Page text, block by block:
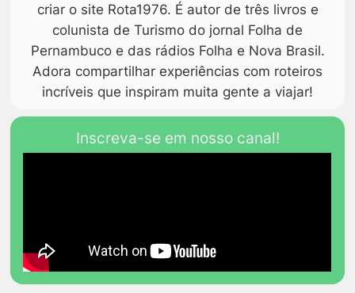
criar o site Rota1976. É autor de três livros e
colunista de Turismo do jornal Folha de
Pernambuco e das rádios Folha e Nova Brasil.
Adora compartilhar experiências com roteiros
incríveis que inspiram muita gente a viajar!
Inscreva-se em nosso canal!